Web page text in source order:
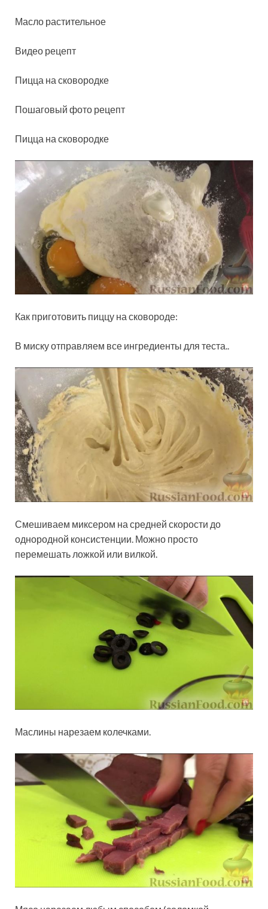
Масло растительное
Видео рецепт
Пицца на сковородке
Пошаговый фото рецепт
Пицца на сковородке
Как приготовить пиццу на сковороде:
В миску отправляем все ингредиенты для теста..
Смешиваем миксером на средней скорости до
однородной консистенции. Можно просто
перемешать ложкой или вилкой.
Маслины нарезаем колечками.